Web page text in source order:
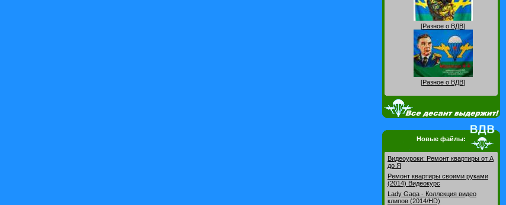
[Разное о ВДВ]
[Разное о ВДВ]
Новые файлы:
Видеоуроки: Pемонт квартиры от А
до Я
Ремонт квартиры своими руками
(2014) Видеокурс
Lady Gaga - Коллекция видео
клипов (2014/HD)